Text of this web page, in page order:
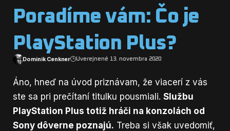
Poradíme vám: Čo je
PlayStation Plus?
Dominik Cenkner Uverejnené 13. novembra 2020
Áno, hneď na úvod priznávam, že viacerí z vás
ste sa pri prečítaní titulku pousmiali. Službu
PlayStation Plus totiž hráči na konzolách od
Sony dôverne poznajú. Treba si však uvedomiť,